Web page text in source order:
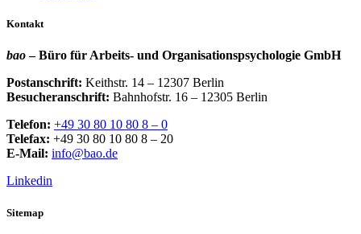
Kontakt
bao– Büro für Arbeits- und Organisationspsychologie GmbH
Postanschrift: Keithstr. 14 – 12307 Berlin
Besucheranschrift: Bahnhofstr. 16 – 12305 Berlin
Telefon: +49 30 80 10 80 8 – 0
Telefax: +49 30 80 10 80 8 – 20
E-Mail: info@bao.de
Linkedin
Sitemap